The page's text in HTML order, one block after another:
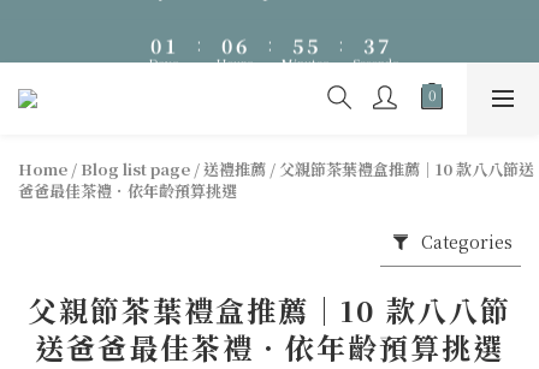
0
Days
5
1
0
Hours
4
0
4
0
Minutes
2
0
5
3
1
0
Seconds
🎁 Father's Day Season・Up to NT$1,288 Off・Ends 8/8
Home / Blog list page /送禮推薦 / 父親節茶葉禮盒推薦｜10 款八八節送
爸爸最佳茶禮．依年齡預算挑選
Categories
父親節茶葉禮盒推薦｜10 款八八節
送爸爸最佳茶禮．依年齡預算挑選